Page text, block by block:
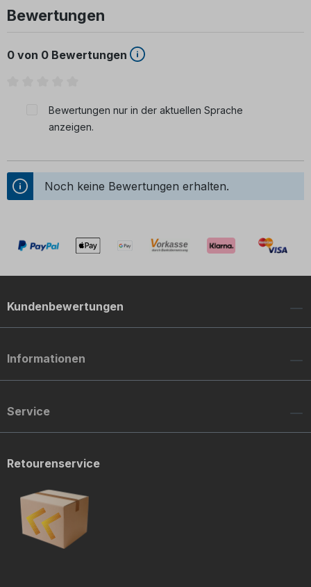
Bewertungen
0 von 0 Bewertungen
Bewertungen nur in der aktuellen Sprache
anzeigen.
Noch keine Bewertungen erhalten.
Kundenbewertungen
Informationen
Service
Retourenservice